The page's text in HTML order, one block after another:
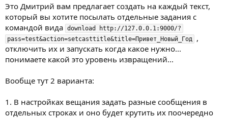
Это Дмитрий вам предлагает создать на каждый текст,
который вы хотите посылать отдельные задания с
командой вида download http://127.0.0.1:9000/?
pass=test&action=setcasttitle&title=Привет_Новый_Год
,
отключить их и запускать когда какое нужно...
понимаете какой это уровень извращений...
Вообще тут 2 варианта:
1. В настройках вещания задать разные сообщения в
отдельных строках и оно будет крутить их поочередно